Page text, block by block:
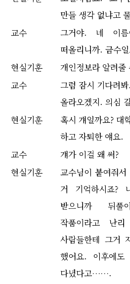
만들 생각 없냐고
교수
그거야. 네 이
떠올리니까. 금수
현실기훈
개인정보라 알려줄
교수
그럼 잠시 기다려
올라오겠지. 의심
현실기훈
혹시 걔일까요? 대
하고 자퇴한 얘요.
교수
걔가 이걸 왜 써?
현실기훈
교수님이 붙여줘
거 기억하시죠?
받으니까 뒤
작품이라고 난
사람들한테 그거
했어요. 이후에
다녔다고…….